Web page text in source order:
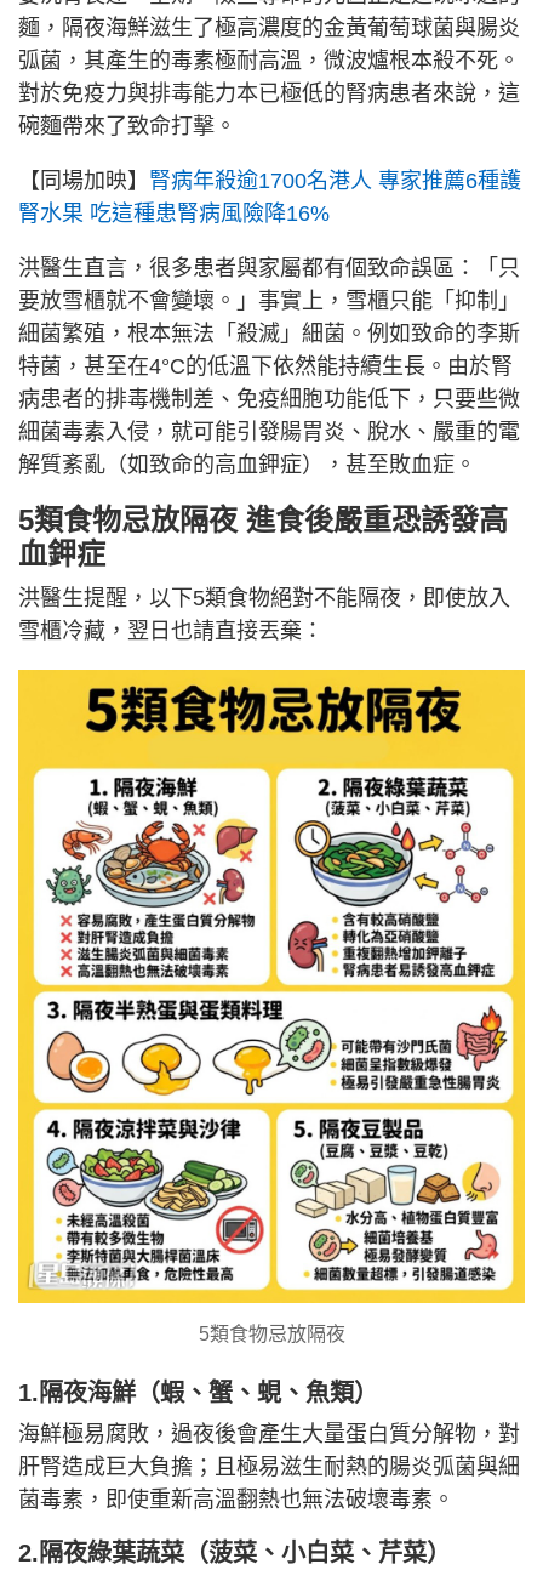
麵，隔夜海鮮滋生了極高濃度的金黃葡萄球菌與腸炎
弧菌，其產生的毒素極耐高溫，微波爐根本殺不死。
對於免疫力與排毒能力本已極低的腎病患者來說，這
碗麵帶來了致命打擊。
【同場加映】 腎病年殺逾1700名港人 專家推薦6種護
腎水果 吃這種患腎病風險降16%
洪醫生直言，很多患者與家屬都有個致命誤區：「只
要放雪櫃就不會變壞。」事實上，雪櫃只能「抑制」
細菌繁殖，根本無法「殺滅」細菌。例如致命的李斯
特菌，甚至在4°C的低溫下依然能持續生長。由於腎
病患者的排毒機制差、免疫細胞功能低下，只要些微
細菌毒素入侵，就可能引發腸胃炎、脫水、嚴重的電
解質紊亂（如致命的高血鉀症），甚至敗血症。
5類食物忌放隔夜 進食後嚴重恐誘發高
血鉀症
洪醫生提醒，以下5類食物絕對不能隔夜，即使放入
雪櫃冷藏，翌日也請直接丟棄：
5類食物忌放隔夜
1.隔夜海鮮（蝦、蟹、蜆、魚類）
海鮮極易腐敗，過夜後會產生大量蛋白質分解物，對
肝腎造成巨大負擔；且極易滋生耐熱的腸炎弧菌與細
菌毒素，即使重新高溫翻熱也無法破壞毒素。
2.隔夜綠葉蔬菜（菠菜、小白菜、芹菜）